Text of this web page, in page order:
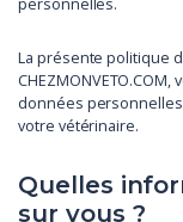
personnelles.
La présente politique
données
votre vétérinaire.
Quelles
sur vous ?